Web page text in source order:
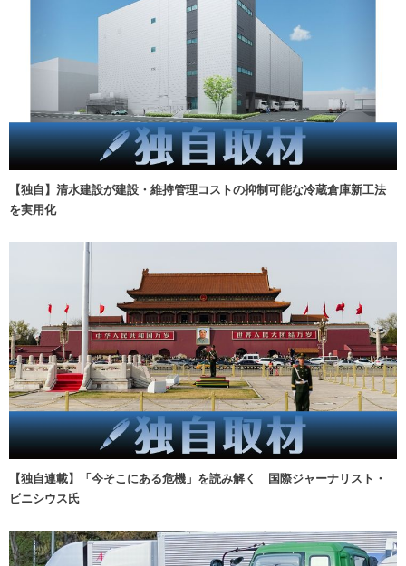
【独自】清水建設が建設・維持管理コストの抑制可能な冷蔵倉庫新工法
を実用化
【独自連載】「今そこにある危機」を読み解く 国際ジャーナリスト・
ビニシウス氏